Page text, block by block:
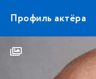
Профиль актёра